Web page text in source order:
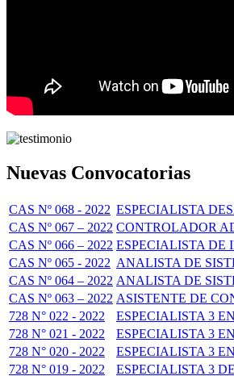
Nuevas Convocatorias
CAS Nº 068 - 2022 ESPECIALISTA
CAS Nº 067 – 2022 CONTROLADOR
CAS Nº 066 – 2022 ESPECIALISTA DE
CAS Nº 065 - 2022 ANALISTA DE
CAS Nº 064 – 2022 ANALISTA DE
CAS Nº 063 – 2022 ASISTENTE DE
728 N° 022 - 2022
ESPECIALISTA 3
728 N° 021 - 2022
ESPECIALISTA 3
728 N° 020 - 2022
ESPECIALISTA 3
728 N° 019 - 2022
ESPECIALISTA 3